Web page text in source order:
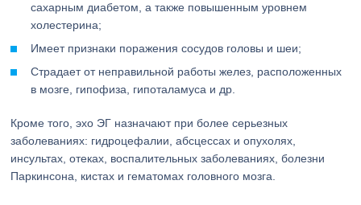
сахарным диабетом, а также повышенным уровнем
холестерина;
Имеет признаки поражения сосудов головы и шеи;
Страдает от неправильной работы желез, расположенных
в мозге, гипофиза, гипоталамуса и др.
Кроме того, эхо ЭГ назначают при более серьезных
заболеваниях: гидроцефалии, абсцессах и опухолях,
инсультах, отеках, воспалительных заболеваниях, болезни
Паркинсона, кистах и гематомах головного мозга.